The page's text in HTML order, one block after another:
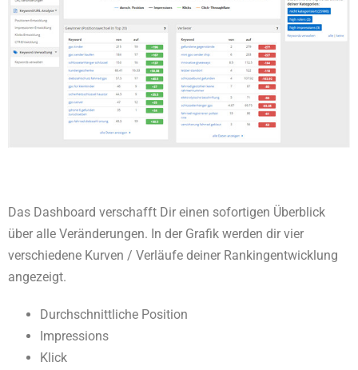
Das Dashboard verschafft Dir einen sofortigen Überblick
über alle Veränderungen. In der Grafik werden dir vier
verschiedene Kurven / Verläufe deiner Rankingentwicklung
angezeigt.
Durchschnittliche Position
Impressions
Klick